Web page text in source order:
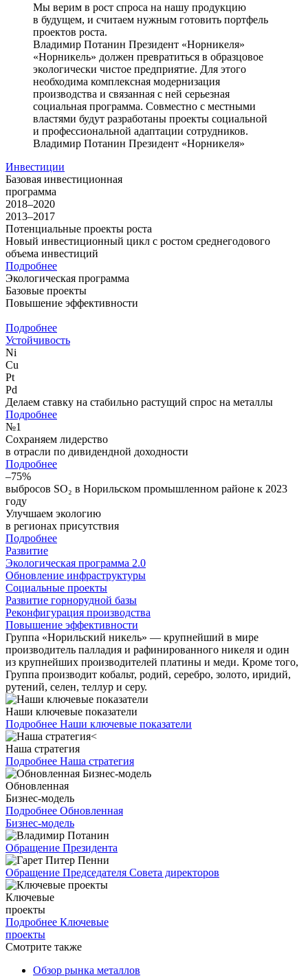
Мы верим в рост спроса на нашу продукцию
в будущем, и считаем нужным готовить портфель
проектов роста.
Владимир Потанин Президент «Норникеля»
«Норникель» должен превратиться в образцовое
экологически чистое предприятие. Для этого
необходима комплексная модернизация
производства и связанная с ней серьезная
социальная программа. Совместно с местными
властями будут разработаны проекты социальной
и профессиональной адаптации сотрудников.
Владимир Потанин Президент «Норникеля»
Инвестиции
Базовая инвестиционная
программа
2018–2020
2013–2017
Потенциальные проекты роста
Новый инвестиционный цикл с ростом среднегодового
объема инвестиций
Подробнее
Экологическая программа
Базовые проекты
Повышение эффективности
Подробнее
Устойчивость
Ni
Cu
Pt
Pd
Делаем ставку на стабильно растущий спрос на металлы
Подробнее
№1
Сохраняем лидерство
в отрасли по дивидендной доходности
Подробнее
–75%
выбросов SO₂ в Норильском промышленном районе к 2023
году
Улучшаем экологию
в регионах присутствия
Подробнее
Развитие
Экологическая программа 2.0
Обновление инфраструктуры
Социальные проекты
Развитие горнорудной базы
Реконфигурация производства
Повышение эффективности
Группа «Норильский никель» — крупнейший в мире
производитель палладия и рафинированного никеля и один
из крупнейших производителей платины и меди. Кроме того,
Группа производит кобальт, родий, серебро, золото, иридий,
рутений, селен, теллур и серу.
Наши ключевые показатели
Подробнее Наши ключевые показатели
Наша стратегия
Подробнее Наша стратегия
Обновленная
Бизнес-модель
Подробнее Обновленная
Бизнес-модель
Обращение Президента
Обращение Председателя Совета директоров
Ключевые
проекты
Подробнее Ключевые
проекты
Смотрите также
Обзор рынка металлов